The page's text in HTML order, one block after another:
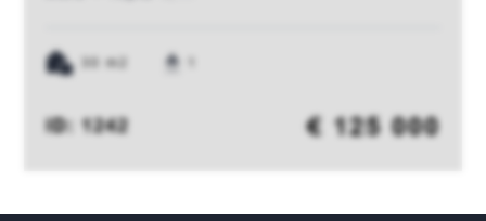
ID: 1242 € 125 000